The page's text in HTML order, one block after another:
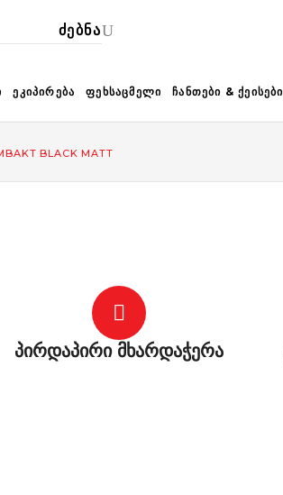
ᲔᲙᲘᲞᲘᲠᲔᲑᲐ ᲤᲔᲮᲡᲐᲪᲛᲔᲚᲘ ᲩᲐᲜᲗᲔᲑᲘ & ᲥᲔᲘᲡᲔᲑᲘ
BLACK MATT
პირდაპირი მხარდაჭერა